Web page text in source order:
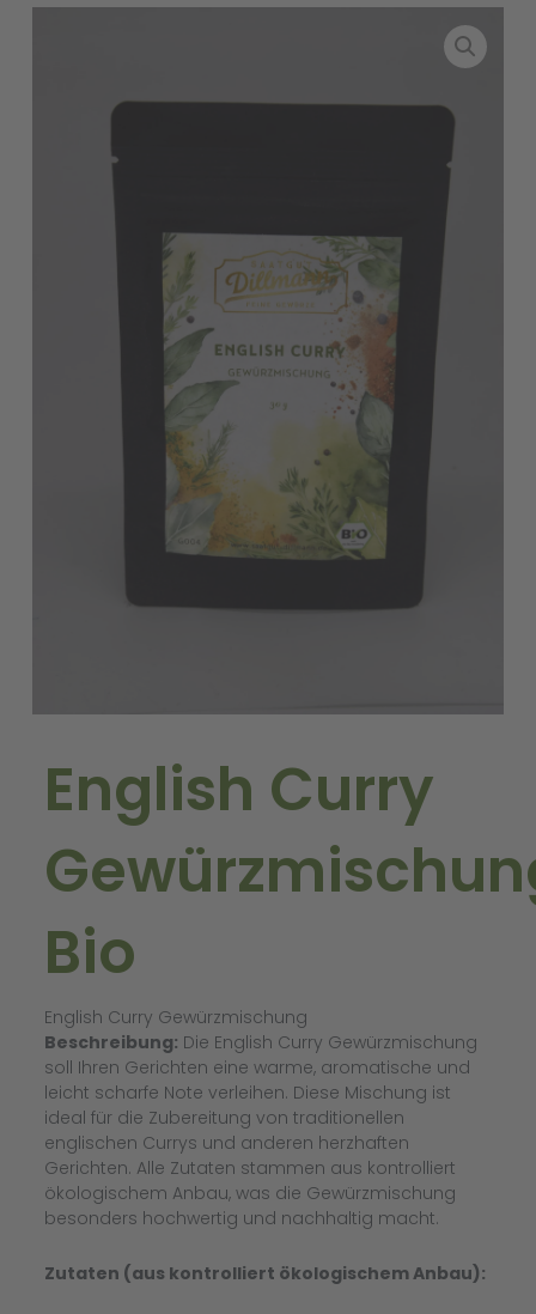
English Curry
Bio
English Curry Gewürzmischung
Beschreibung: Die English Curry Gewürzmischung
soll Ihren Gerichten eine warme, aromatische und
leicht scharfe Note verleihen. Diese Mischung ist
ideal für die Zubereitung von traditionellen
englischen Currys und anderen herzhaften
Gerichten. Alle Zutaten stammen aus kontrolliert
ökologischem Anbau, was die Gewürzmischung
besonders hochwertig und nachhaltig macht.
Zutaten (aus kontrolliert ökologischem Anbau):